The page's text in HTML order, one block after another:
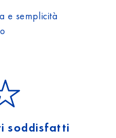
e semplicità
soddisfatti